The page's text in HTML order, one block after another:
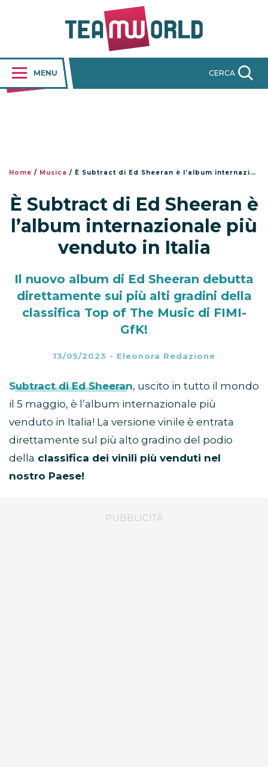
MENU CERCA
Home / Musica / È Subtract di Ed Sheeran è l’album internazionale più venduto in Italia
È Subtract di Ed Sheeran è
l’album internazionale più
venduto in Italia
Il nuovo album di Ed Sheeran debutta
direttamente sui più alti gradini della
classifica Top of The Music di FIMI-
GfK!
13/05/2023 - Eleonora Redazione
SubtractdiEd Sheeran, uscito in tutto il mondo
il 5 maggio, è l’album internazionale più
venduto in Italia! La versione vinile è entrata
direttamente sul più alto gradino del podio
della classifica dei vinili più venduti nel
nostro Paese!